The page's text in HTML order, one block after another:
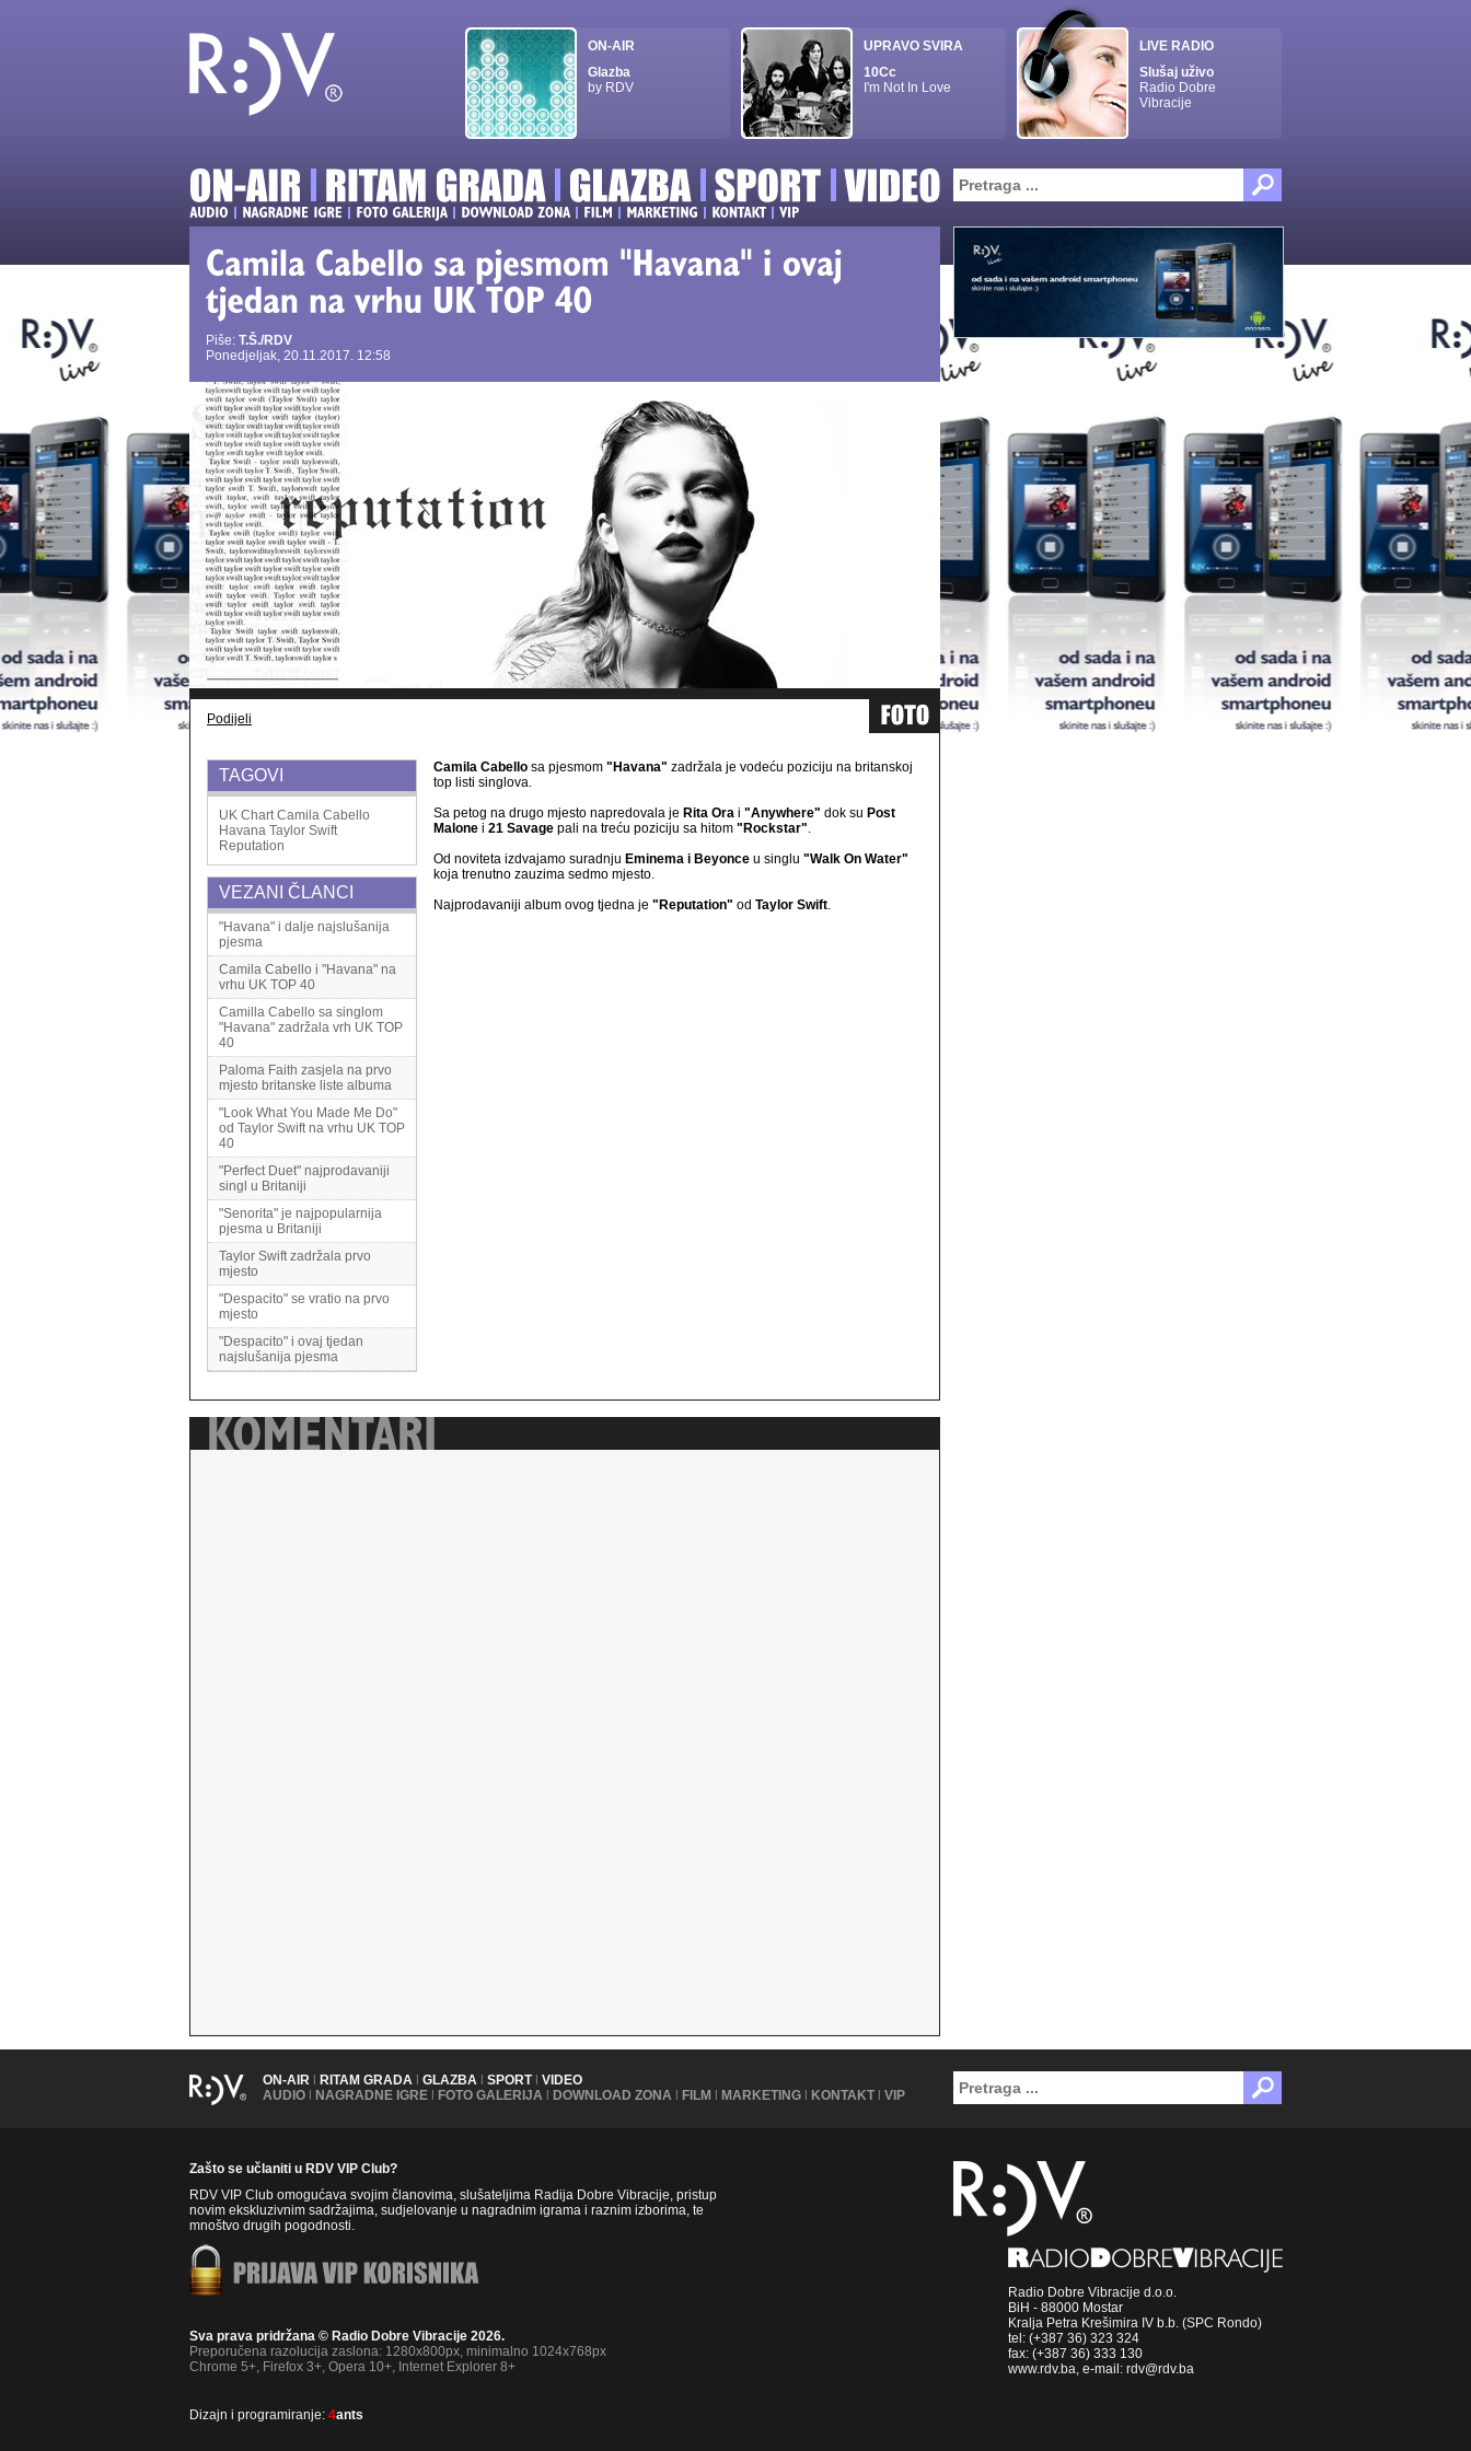
ON-AIR
Glazba
by RDV
UPRAVO SVIRA
10Cc
I'm Not In Love
LIVE RADIO
Slušaj uživo
Radio Dobre
Vibracije
Piše: T.Š./RDV
Ponedjeljak, 20.11.2017. 12:58
Podijeli
TAGOVI
UK Chart Camila Cabello
Havana Taylor Swift
Reputation
VEZANI ČLANCI
"Havana" i dalje najslušanija
pjesma
Camila Cabello i "Havana" na
vrhu UK TOP 40
Camilla Cabello sa singlom
"Havana" zadržala vrh UK TOP
40
Paloma Faith zasjela na prvo
mjesto britanske liste albuma
"Look What You Made Me Do"
od Taylor Swift na vrhu UK TOP
40
"Perfect Duet" najprodavaniji
singl u Britaniji
"Senorita" je najpopularnija
pjesma u Britaniji
Taylor Swift zadržala prvo
mjesto
"Despacito" se vratio na prvo
mjesto
"Despacito" i ovaj tjedan
najslušanija pjesma
Camila Cabello sa pjesmom "Havana" zadržala je vodeću poziciju na britanskoj
top listi singlova.
Sa petog na drugo mjesto napredovala je Rita Ora i "Anywhere" dok su Post
Malone i 21 Savage pali na treću poziciju sa hitom "Rockstar".
Od noviteta izdvajamo suradnju Eminema i Beyonce u singlu "Walk On Water"
koja trenutno zauzima sedmo mjesto.
Najprodavaniji album ovog tjedna je "Reputation" od Taylor Swift.
ON-AIR | RITAM GRADA | GLAZBA | SPORT | VIDEO
AUDIO | NAGRADNE IGRE | FOTO GALERIJA | DOWNLOAD ZONA | FILM | MARKETING | KONTAKT | VIP
Zašto se učlaniti u RDV VIP Club?
RDV VIP Club omogućava svojim članovima, slušateljima Radija Dobre Vibracije, pristup
novim ekskluzivnim sadržajima, sudjelovanje u nagradnim igrama i raznim izborima, te
mnoštvo drugih pogodnosti.
Sva prava pridržana © Radio Dobre Vibracije 2026.
Preporučena razolucija zaslona: 1280x800px, minimalno 1024x768px
Chrome 5+, Firefox 3+, Opera 10+, Internet Explorer 8+
Dizajn i programiranje: 4ants
Radio Dobre Vibracije d.o.o.
BiH - 88000 Mostar
Kralja Petra Krešimira IV b.b. (SPC Rondo)
tel: (+387 36) 323 324
fax: (+387 36) 333 130
www.rdv.ba, e-mail: rdv@rdv.ba